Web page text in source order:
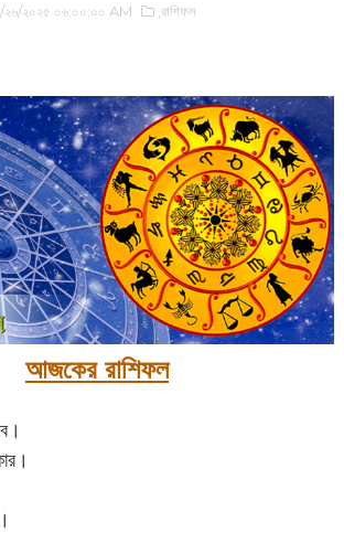
২৬/২০২৫ ০৬:০০:০০ AM ,রাশিফল
আজকের রাশিফল